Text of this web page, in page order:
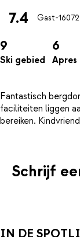
7.4 Gast-1607
9
Ski gebied
6
Apres
Fantastisch
faciliteiten liggen
Schrijf
IN DE